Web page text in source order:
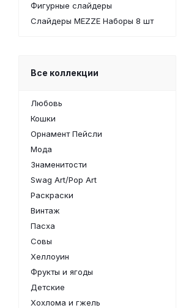
Фигурные слайдеры
Слайдеры MEZZE Наборы 8 шт
Все коллекции
Любовь
Кошки
Орнамент Пейсли
Мода
Знаменитости
Swag Art/Pop Art
Раскраски
Винтаж
Пасха
Совы
Хеллоуин
Фрукты и ягоды
Детские
Хохлома и гжель